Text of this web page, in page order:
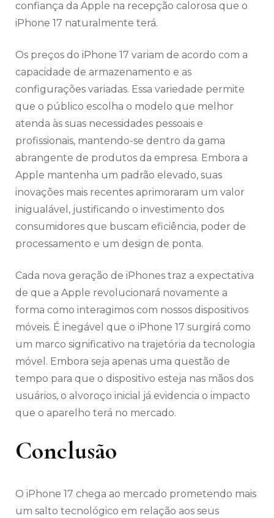
confiança da Apple na recepção calorosa que o
iPhone 17 naturalmente terá.
Os preços do iPhone 17 variam de acordo com a
capacidade de armazenamento e as
configurações variadas. Essa variedade permite
que o público escolha o modelo que melhor
atenda às suas necessidades pessoais e
profissionais, mantendo-se dentro da gama
abrangente de produtos da empresa. Embora a
Apple mantenha um padrão elevado, suas
inovações mais recentes aprimoraram um valor
inigualável, justificando o investimento dos
consumidores que buscam eficiência, poder de
processamento e um design de ponta.
Cada nova geração de iPhones traz a expectativa
de que a Apple revolucionará novamente a
forma como interagimos com nossos dispositivos
móveis. É inegável que o iPhone 17 surgirá como
um marco significativo na trajetória da tecnologia
móvel. Embora seja apenas uma questão de
tempo para que o dispositivo esteja nas mãos dos
usuários, o alvoroço inicial já evidencia o impacto
que o aparelho terá no mercado.
Conclusão
O iPhone 17 chega ao mercado prometendo mais
um salto tecnológico em relação aos seus